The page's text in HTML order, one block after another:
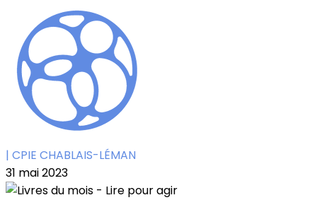
| CPIE CHABLAIS-LÉMAN
31 mai 2023